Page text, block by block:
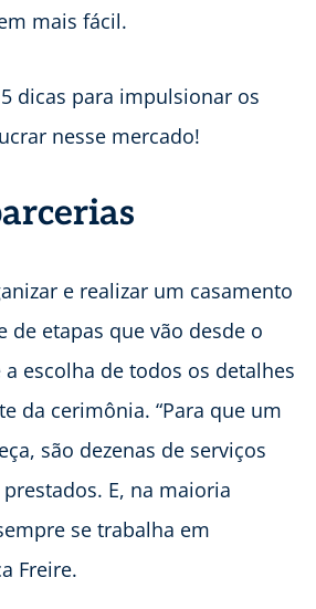
mais fácil.
dicas para impulsionar os
nesse mercado!
e realizar um casamento
de etapas que vão desde o
escolha de todos os detalhes
da cerimônia. “Para que um
são dezenas de serviços
E, na maioria
se trabalha em
Freire.